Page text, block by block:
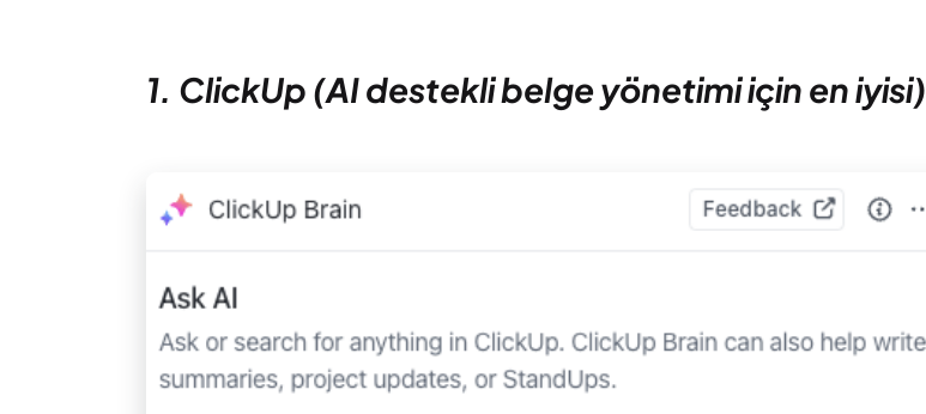
1. ClickUp (AI destekli belge yönetimi için en iyisi)